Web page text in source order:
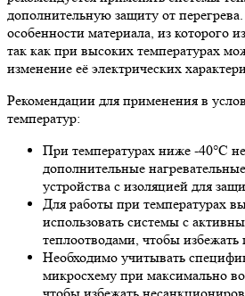
дополнительную защиту от
особенности материала, из которого
так как при высоких температурах
изменение её электрических
Рекомендации для применения в
температур:
При температурах ниже -40°C
дополнительные
устройства с изоляцией для
Для работы при температурах
использовать системы с
теплоотводами, чтобы избежать
Необходимо учитывать
микросхему при максимально
чтобы избежать